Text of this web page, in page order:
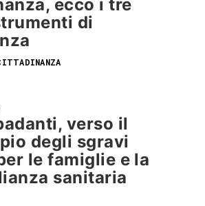
ecco i tre
di
verso il
degli sgravi
le famiglie e la
sanitaria